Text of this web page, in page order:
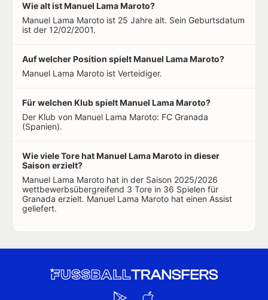
Wie alt ist Manuel Lama Maroto?
Manuel Lama Maroto ist 25 Jahre alt. Sein Geburtsdatum
ist der 12/02/2001.
Auf welcher Position spielt Manuel Lama Maroto?
Manuel Lama Maroto ist Verteidiger.
Für welchen Klub spielt Manuel Lama Maroto?
Der Klub von Manuel Lama Maroto: FC Granada
(Spanien).
Wie viele Tore hat Manuel Lama Maroto in dieser
Saison erzielt?
Manuel Lama Maroto hat in der Saison 2025/2026
wettbewerbsübergreifend 3 Tore in 36 Spielen für
Granada erzielt. Manuel Lama Maroto hat einen Assist
geliefert.